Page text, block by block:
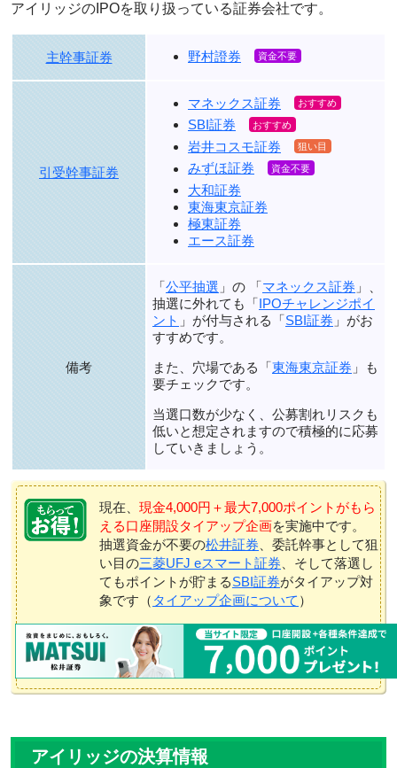
アイリッジのIPOを取り扱っている証券会社です。
主幹事証券 野村證券
引受幹事証券
マネックス証券
SBI証券
岩井コスモ証券
みずほ証券
大和証券
東海東京証券
極東証券
エース証券
備考
「公平抽選 」の 「マネックス証券 」、
抽選に外れても「IPOチャレンジポイ
ント 」が付与される「SBI証券 」がお
すすめです。
また、穴場である「東海東京証券 」も
要チェックです。
当選口数が少なく、公募割れリスクも
低いと想定されますので積極的に応募
していきましょう。
現在、 現金4,000円＋最大7,000ポイントがもら
える口座開設タイアップ企画を実施中です。
抽選資金が不要の松井証券 、委託幹事として狙
い目の三菱UFJ eスマート証券 、そして落選し
てもポイントが貯まるSBI証券がタイアップ対
象です（ タイアップ企画について ）
アイリッジの決算情報